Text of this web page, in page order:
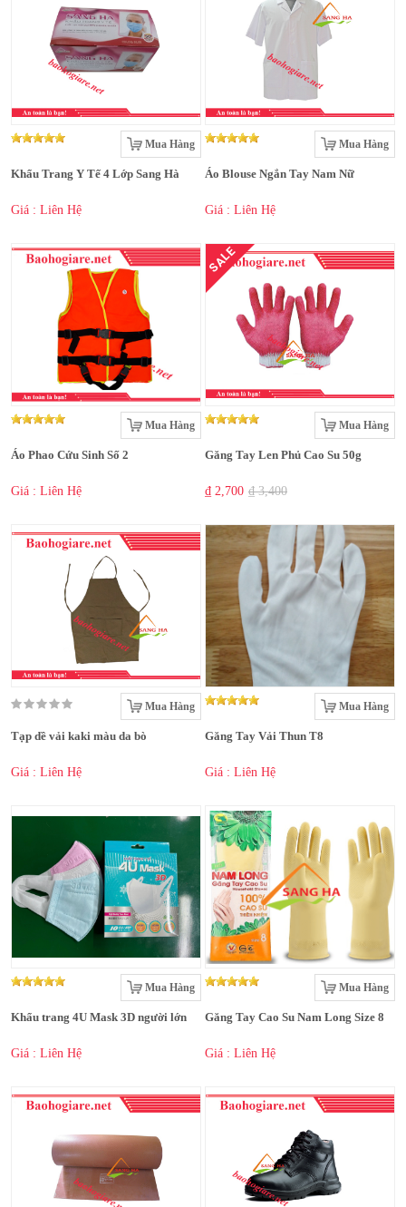
Mua Hàng
Khẩu Trang Y Tế 4 Lớp Sang Hà
Giá : Liên Hệ
Mua Hàng
Áo Blouse Ngắn Tay Nam Nữ
Giá : Liên Hệ
Mua Hàng
Áo Phao Cứu Sinh Số 2
Giá : Liên Hệ
SALE
Mua Hàng
Găng Tay Len Phủ Cao Su 50g
₫ 2,700 ₫ 3,400
Mua Hàng
Tạp dề vải kaki màu da bò
Giá : Liên Hệ
Mua Hàng
Găng Tay Vải Thun T8
Giá : Liên Hệ
Mua Hàng
Khẩu trang 4U Mask 3D người lớn
Giá : Liên Hệ
Mua Hàng
Găng Tay Cao Su Nam Long Size 8
Giá : Liên Hệ